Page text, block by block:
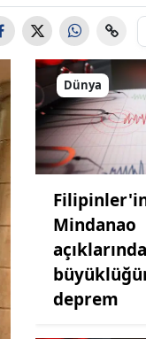
Dünya
Mindanao
deprem